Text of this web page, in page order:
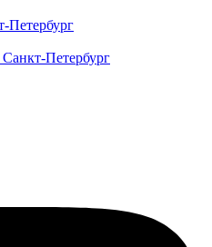
Петербург
Петербург